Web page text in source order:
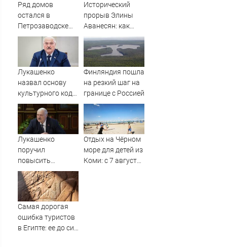
Ряд домов
остался в
Петрозаводске
без горячей воды
Исторический
прорыв Элины
Аванесян: как
теннисистка
стала надеждой
Армении
Лукашенко
назвал основу
культурного кода
белорусов
Финляндия пошла
на резкий шаг на
границе с Россией
Лукашенко
поручил
повысить
уровень жизни в
деревнях -
Новости на
Вести.ru
Отдых на Чёрном
море для детей из
Коми: с 7 августа
Самая дорогая
ошибка туристов
в Египте: ее до сих